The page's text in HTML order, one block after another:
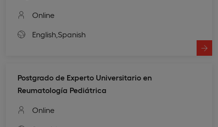
Online
English, Spanish
Postgrado de Experto Universitario en
Reumatología Pediátrica
Online